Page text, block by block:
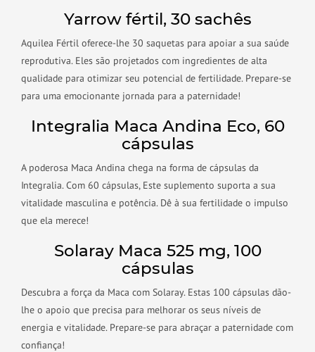
Yarrow fértil, 30 sachês
Aquilea Fértil oferece-lhe 30 saquetas para apoiar a sua saúde
reprodutiva. Eles são projetados com ingredientes de alta
qualidade para otimizar seu potencial de fertilidade. Prepare-se
para uma emocionante jornada para a paternidade!
Integralia Maca Andina Eco, 60
cápsulas
A poderosa Maca Andina chega na forma de cápsulas da
Integralia. Com 60 cápsulas, Este suplemento suporta a sua
vitalidade masculina e potência. Dê à sua fertilidade o impulso
que ela merece!
Solaray Maca 525 mg, 100
cápsulas
Descubra a força da Maca com Solaray. Estas 100 cápsulas dão-
lhe o apoio que precisa para melhorar os seus níveis de
energia e vitalidade. Prepare-se para abraçar a paternidade com
confiança!